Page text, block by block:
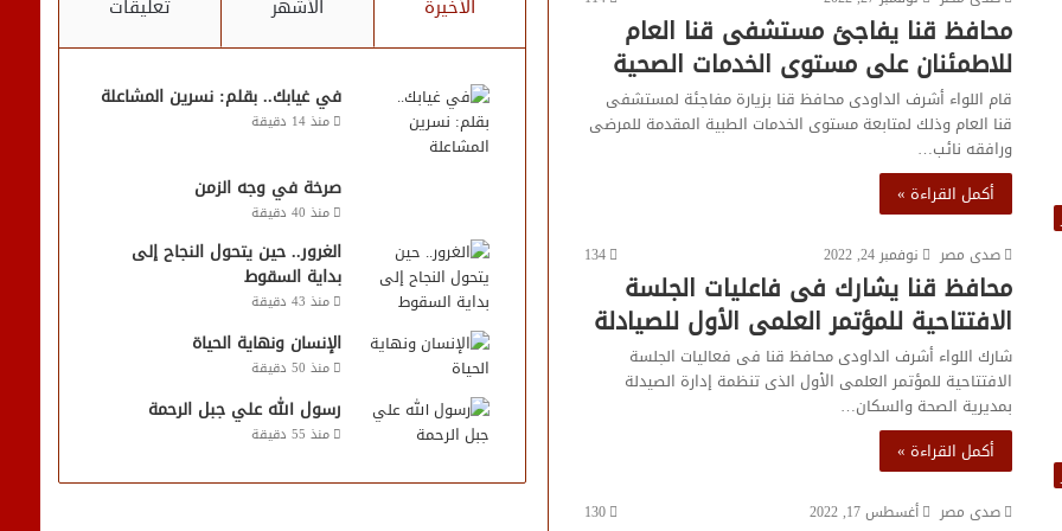
محافظ قنا يفاجئ مستشفى قنا العام
للاطمئنان على مستوى الخدمات الصحية
قام اللواء أشرف الداودى محافظ قنا بزيارة مفاجئة لمستشفى
قنا العام وذلك لمتابعة مستوى الخدمات الطبية المقدمة للمرضى
ورافقه نائب…
أكمل القراءة »
صدى مصر
نوفمبر 24, 2022 134
محافظ قنا يشارك فى فاعليات الجلسة
الافتتاحية للمؤتمر العلمى الأول للصيادلة
شارك اللواء أشرف الداودى محافظ قنا فى فعاليات الجلسة
الافتتاحية للمؤتمر العلمى الأول الذى تنظمة إدارة الصيدلة
بمديرية الصحة والسكان…
أكمل القراءة »
صدى مصر
أغسطس 17, 2022 130
الأخيرة الأشهر تعليقات
في غيابك.. بقلم: نسرين المشاعلة
منذ 14 دقيقة
صرخة في وجه الزمن
منذ 40 دقيقة
الغرور.. حين يتحول النجاح إلى
بداية السقوط
منذ 43 دقيقة
الإنسان ونهاية الحياة
منذ 50 دقيقة
رسول الله علي جبل الرحمة
منذ 55 دقيقة